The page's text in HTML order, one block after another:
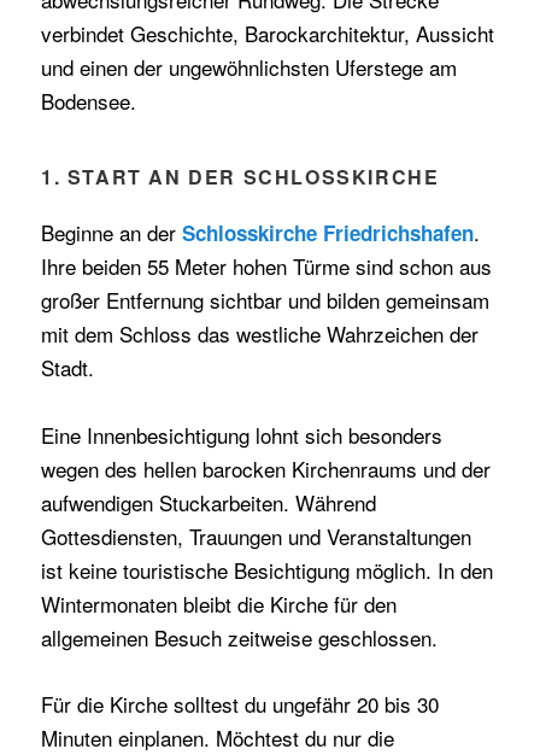
verbindet Geschichte, Barockarchitektur, Aussicht
und einen der ungewöhnlichsten Uferstege am
Bodensee.
1. START AN DER SCHLOSSKIRCHE
Beginne an derSchlosskirche Friedrichshafen.
Ihre beiden 55 Meter hohen Türme sind schon aus
großer Entfernung sichtbar und bilden gemeinsam
mit dem Schloss das westliche Wahrzeichen der
Stadt.
Eine Innenbesichtigung lohnt sich besonders
wegen des hellen barocken Kirchenraums und der
aufwendigen Stuckarbeiten. Während
Gottesdiensten, Trauungen und Veranstaltungen
ist keine touristische Besichtigung möglich. In den
Wintermonaten bleibt die Kirche für den
allgemeinen Besuch zeitweise geschlossen.
Für die Kirche solltest du ungefähr 20 bis 30
Minuten einplanen. Möchtest du nur die